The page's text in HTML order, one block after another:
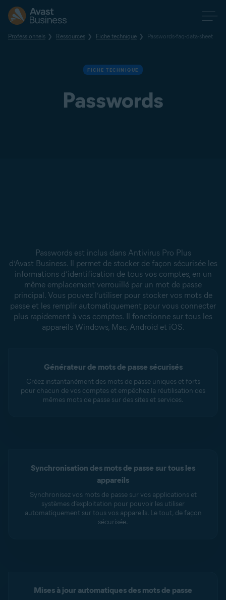
Professionnels Ressources Fiche technique Passwords-faq-data-sheet
FICHE TECHNIQUE
Passwords
Passwords est inclus dans Antivirus Pro Plus
d’Avast Business. Il permet de stocker de façon sécurisée les
informations d’identification de tous vos comptes, en un
même emplacement verrouillé par un mot de passe
principal. Vous pouvez l’utiliser pour stocker vos mots de
passe et les remplir automatiquement pour vous connecter
plus rapidement à vos comptes. Il fonctionne sur tous les
appareils Windows, Mac, Android et iOS.
Générateur de mots de passe sécurisés
Créez instantanément des mots de passe uniques et forts
pour chacun de vos comptes et empêchez la réutilisation des
mêmes mots de passe sur des sites et services.
Synchronisation des mots de passe sur tous les
appareils
Synchronisez vos mots de passe sur vos applications et
systèmes d’exploitation pour pouvoir les utiliser
automatiquement sur tous vos appareils. Le tout, de façon
sécurisée.
Mises à jour automatiques des mots de passe